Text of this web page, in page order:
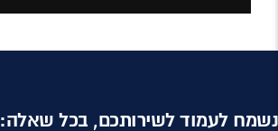
נשמח לעמוד לשירותכם, בכל שאלה: